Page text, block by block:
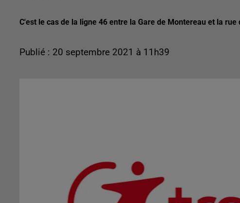
C'est le cas de la ligne 46 entre la Gare de Montereau et la
Publié : 20 septembre 2021 à 11h39